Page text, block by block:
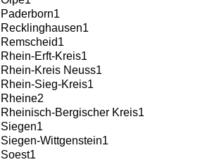
Paderborn1
Recklinghausen1
Remscheid1
Rhein-Erft-Kreis1
Rhein-Kreis Neuss1
Rhein-Sieg-Kreis1
Rheine2
Rheinisch-Bergischer Kreis1
Siegen1
Siegen-Wittgenstein1
Soest1